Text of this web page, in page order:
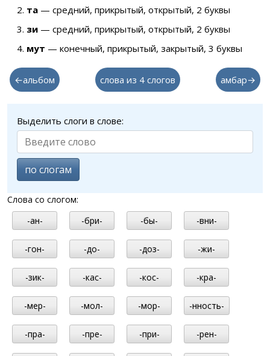
та — средний, прикрытый, открытый, 2 буквы
зи — средний, прикрытый, открытый, 2 буквы
мут — конечный, прикрытый, закрытый, 3 буквы
←альбом слова из 4 слогов амбар→
Выделить слоги в слове:
по слогам
Слова со слогом:
-ан-
-бри- -бы- -вни-
-гон- -до- -доз- -жи-
-зик- -кас- -кос- -кра-
-мер- -мол- -мор- -нность-
-пра- -пре- -при- -рен-